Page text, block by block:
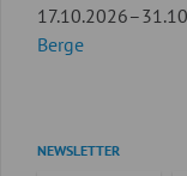
Berge
Navigation
NEWSLETTER